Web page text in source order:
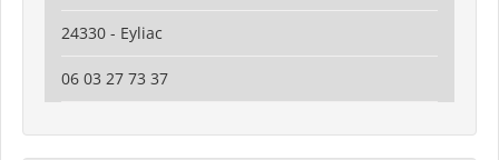
24330 - Eyliac
06 03 27 73 37